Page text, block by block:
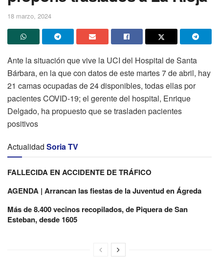
18 marzo, 2024
Ante la situación que vive la UCI del Hospital de Santa
Bárbara, en la que con datos de este martes 7 de abril, hay
21 camas ocupadas de 24 disponibles, todas ellas por
pacientes COVID-19; el gerente del hospital, Enrique
Delgado, ha propuesto que se trasladen pacientes
positivos
Actualidad Soria TV
FALLECIDA EN ACCIDENTE DE TRÁFICO
AGENDA | Arrancan las fiestas de la Juventud en Ágreda
Más de 8.400 vecinos recopilados, de Piquera de San
Esteban, desde 1605